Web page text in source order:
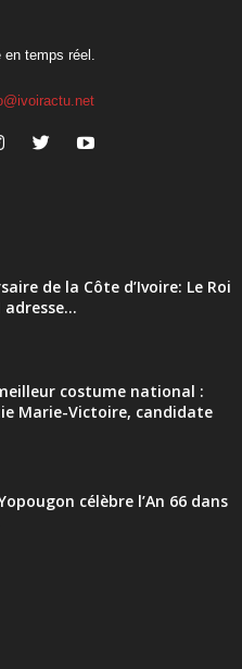
temps réel.
de la Côte d’Ivoire: Le Roi
costume national :
Marie-Victoire, candidate
célèbre l’An 66 dans